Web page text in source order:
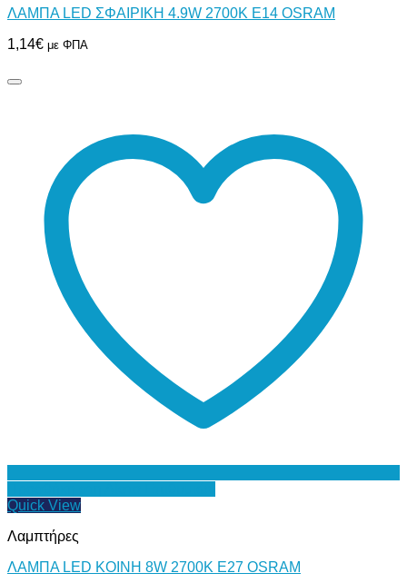
ΛΑΜΠΑ LED ΣΦΑΙΡΙΚΗ 4.9W 2700K Ε14 OSRAM
1,14€ με ΦΠΑ
Quick View
Λαμπτήρες
ΛΑΜΠΑ LED ΚΟΙΝΗ 8W 2700Κ Ε27 OSRAM